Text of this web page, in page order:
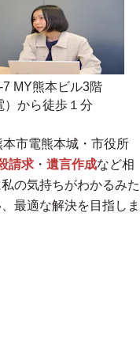
MY熊本ビル3階
）から徒歩１分
本市電熊本城・市役所
請求 ・ 遺言作成など相
の気持ちがわかるみた
最適な解決を目指しま